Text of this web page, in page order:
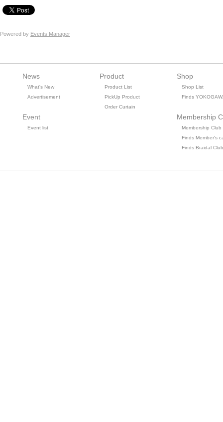
Powered by Events Manager
News
What's New
Advertisement
Event
Event list
Product
Product List
PickUp Product
Order Curtain
Shop
Shop List
Finds
Membership
Membership Club
Finds Member's
Finds Braidal Club